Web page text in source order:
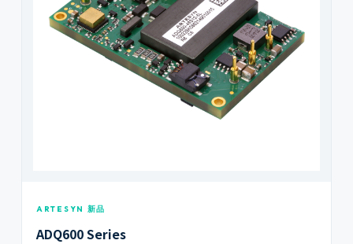
ARTESYN 新品
ADQ600 Series